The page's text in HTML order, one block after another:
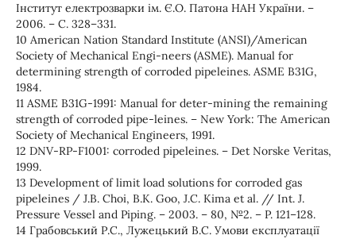
Інститут електрозварки ім. Є.О. Патона НАН України. –
2006. – С. 328–331.
10 American Nation Standard Institute (ANSI)/American
Society of Mechanical Engi-neers (ASME). Manual for
determining strength of corroded pipeleines. ASME B31G,
1984.
11 ASME B31G-1991: Manual for deter-mining the remaining
strength of corroded pipe-leines. – New York: The American
Society of Mechanical Engineers, 1991.
12 DNV-RP-F1001: corroded pipeleines. – Det Norske Veritas,
1999.
13 Development of limit load solutions for corroded gas
pipeleines / J.B. Choi, B.K. Goo, J.C. Kima et al. // Int. J.
Pressure Vessel and Piping. – 2003. – 80, №2. – P. 121–128.
14 Грабовський Р.С., Лужецький В.С. Умови експлуатації